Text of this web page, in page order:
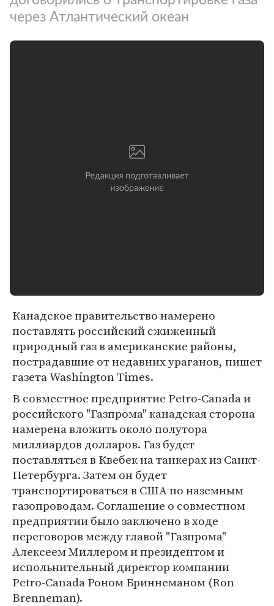
через Атлантический океан
Канадское правительство намерено
поставлять российский сжиженный
природный газ в американские районы,
пострадавшие от недавних ураганов, пишет
газета Washington Times.
В совместное предприятие Petro-Canada и
российского "Газпрома" канадская сторона
намерена вложить около полутора
миллиардов долларов. Газ будет
поставляться в Квебек на танкерах из Санкт-
Петербурга. Затем он будет
транспортироваться в США по наземным
газопроводам. Соглашение о совместном
предприятии было заключено в ходе
переговоров между главой "Газпрома"
Алексеем Миллером и президентом и
испольнительный директор компании
Petro-Canada Роном Бриннеманом (Ron
Brenneman).